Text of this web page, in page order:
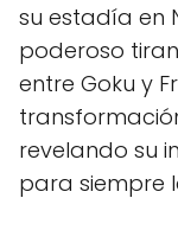
su estadía en
poderoso
entre Goku y
revelando su
para siempre